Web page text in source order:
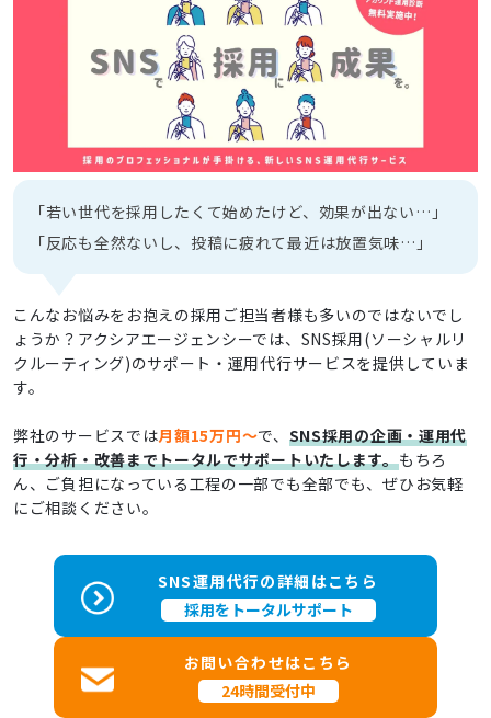
「若い世代を採用したくて始めたけど、効果が出ない…」
「反応も全然ないし、投稿に疲れて最近は放置気味…」
こんなお悩みをお抱えの採用ご担当者様も多いのではないでし
ょうか？アクシアエージェンシーでは、SNS採用(ソーシャルリ
クルーティング)のサポート・運用代行サービスを提供していま
す。
弊社のサービスでは月額15万円～で、 SNS採用の企画・運用代
行・分析・改善までトータルでサポートいたします。もちろ
ん、ご負担になっている工程の一部でも全部でも、ぜひお気軽
にご相談ください。
SNS運用代行の詳細はこちら
採用をトータルサポート
お問い合わせはこちら
24時間受付中